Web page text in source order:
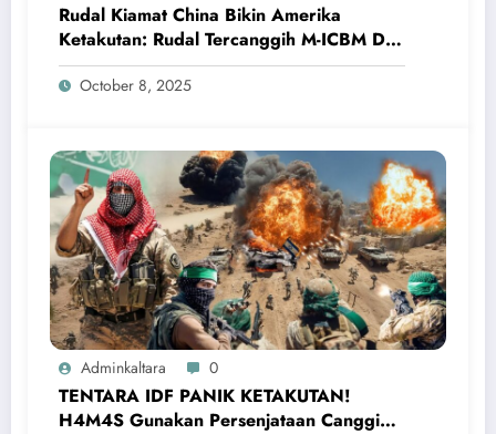
Rudal Kiamat China Bikin Amerika
Ketakutan: Rudal Tercanggih M-ICBM DF-
5B
October 8, 2025
Adminkaltara 0
TENTARA IDF PANIK KETAKUTAN!
H4M4S Gunakan Persenjataan Canggih